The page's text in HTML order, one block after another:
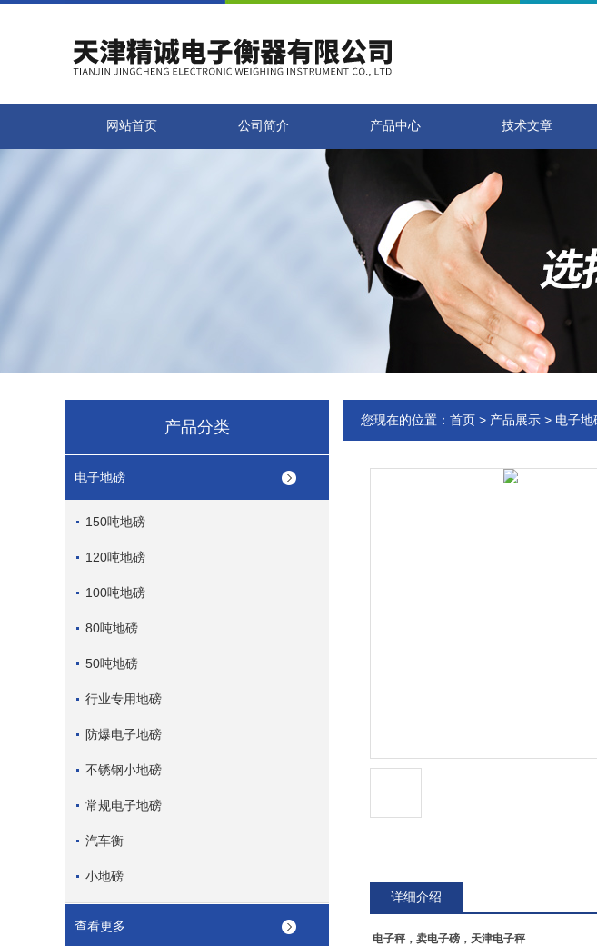
网站首页 公司简介 产品中心 技术文章
产品分类
电子地磅
150吨地磅
120吨地磅
100吨地磅
80吨地磅
50吨地磅
行业专用地磅
防爆电子地磅
不锈钢小地磅
常规电子地磅
汽车衡
小地磅
查看更多
您现在的位置： 首页 > 产品展示 > 电子地
详细介绍
电子秤，卖电子磅，天津电子秤